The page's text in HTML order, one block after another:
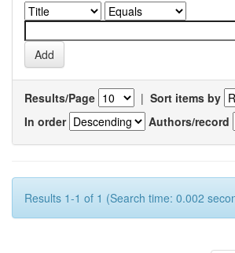
Results/Page | Sort items by
In order
Authors/record
Results 1-1 of 1 (Search time: 0.002